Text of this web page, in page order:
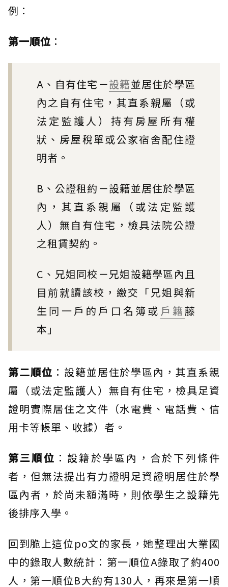
例：
第一順位 ：
A、自有住宅－設籍並居住於學區
內之自有住宅，其直系親屬（或
法定監護人）持有房屋所有權
狀、房屋稅單或公家宿舍配住證
明者。
B、公證租約－設籍並居住於學區
內，其直系親屬（或法定監護
人）無自有住宅，檢具法院公證
之租賃契約。
C、兄姐同校－兄姐設籍學區內且
目前就讀該校，繳交「兄姐與新
生同一戶的戶口名簿或 戶籍藤
本」
第二順位 ：設籍並居住於學區內，其直系親
屬（或法定監護人）無自有住宅，檢具足資
證明實際居住之文件（水電費、電話費、信
用卡等帳單、收據）者。
第三順位 ：設籍於學區內，合於下列條件
者，但無法提出有力證明足資證明居住於學
區內者，於尚未額滿時，則依學生之設籍先
後排序入學。
回到脆上這位po文的家長，她整理出大業國
中的錄取人數統計：第一順位A錄取了約400
人，第一順位B大約有130人，再來是第一順